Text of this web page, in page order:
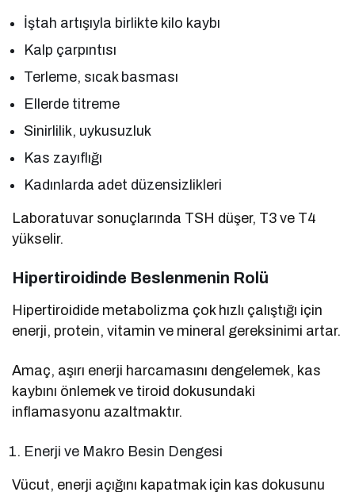
İştah artışıyla birlikte kilo kaybı
Kalp çarpıntısı
Terleme, sıcak basması
Ellerde titreme
Sinirlilik, uykusuzluk
Kas zayıflığı
Kadınlarda adet düzensizlikleri
Laboratuvar sonuçlarında TSH düşer, T3 ve T4
yükselir.
Hipertiroidinde Beslenmenin Rolü
Hipertiroidide metabolizma çok hızlı çalıştığı için
enerji, protein, vitamin ve mineral gereksinimi artar.
Amaç, aşırı enerji harcamasını dengelemek, kas
kaybını önlemek ve tiroid dokusundaki
inflamasyonu azaltmaktır.
Enerji ve Makro Besin Dengesi
Vücut, enerji açığını kapatmak için kas dokusunu